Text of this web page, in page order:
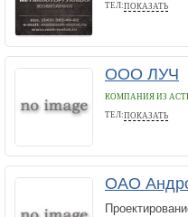
ТЕЛ:ПОКАЗАТЬ
89221658961
ООО ЛУЧ
КОМПАНИЯ ИЗ
ТЕЛ:ПОКАЗАТЬ
89619753104
ОАО